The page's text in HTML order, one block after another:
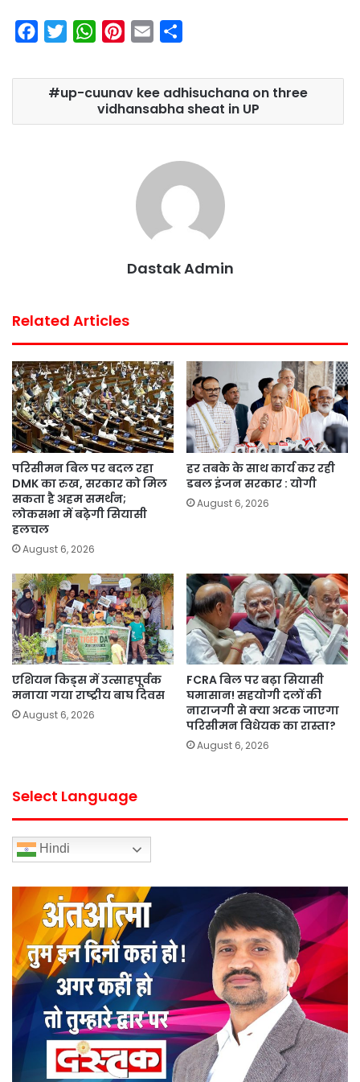
c
b
i
t
t
W
a
t
s
n
t
e
a
i
l
a
r
e
up-cuunav kee adhisuchana on three
vidhansabha sheat in UP
Dastak Admin
Related Articles
परिसीमन बिल पर बदल रहा
DMK का रुख, सरकार को मिल
सकता है अहम समर्थन;
लोकसभा में बढ़ेगी सियासी
हलचल
August 6, 2026
हर तबके के साथ कार्य कर रही
डबल इंजन सरकार : योगी
August 6, 2026
एशियन किड्स में उत्साहपूर्वक
मनाया गया राष्ट्रीय बाघ दिवस
August 6, 2026
FCRA बिल पर बढ़ा सियासी
घमासान! सहयोगी दलों की
नाराजगी से क्या अटक जाएगा
परिसीमन विधेयक का रास्ता?
August 6, 2026
Select Language
Hindi